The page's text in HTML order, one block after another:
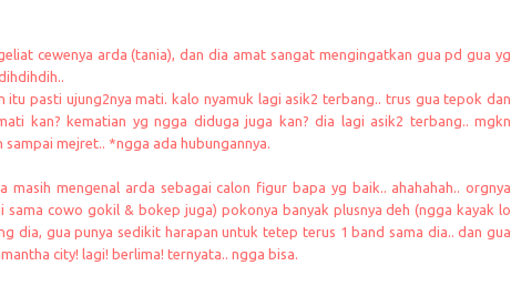
cewenya arda (tania), dan dia amat sangat mengingatkan gua pd gua yg
pasti ujung2nya mati. kalo nyamuk lagi asik2 terbang.. trus gua tepok dan
kan? kematian yg ngga diduga juga kan? dia lagi asik2 terbang.. mgkn
mejret.. *ngga ada hubungannya.
mengenal arda sebagai calon figur bapa yg baik.. ahahahah.. orgnya
cowo gokil & bokep juga) pokonya banyak plusnya deh (ngga kayak lo
dia, gua punya sedikit harapan untuk tetep terus 1 band sama dia.. dan gua
city! lagi! berlima! ternyata.. ngga bisa.